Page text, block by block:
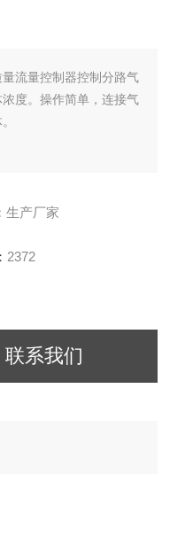
流量控制器控制分路气
度。操作简单，连接气
生产厂家
2372
联系我们